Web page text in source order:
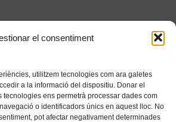
el consentiment
utilitzem tecnologies com ara galetes
a la informació del dispositiu. Donar el
tecnologies ens permetrà processar dades com
o identificadors únics en aquest lloc. No
pot afectar negativament determinades